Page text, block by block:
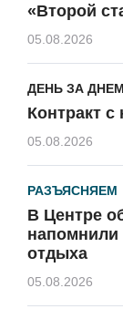
«Второй
05.08.2026
ДЕНЬ ЗА ДНЕМ
Контракт
05.08.2026
РАЗЪЯСНЯЕМ
В Центре
напомнили
отдыха
05.08.2026